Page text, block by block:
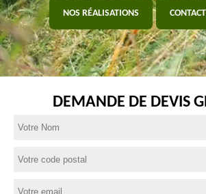
NOS RÉALISATIONS
DEMANDE DE DEVIS